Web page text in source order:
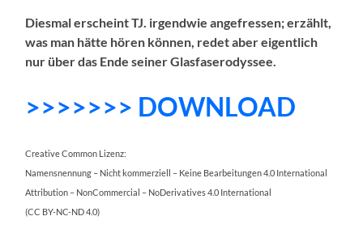
Diesmal erscheint TJ. irgendwie angefressen; erzählt,
was man hätte hören können, redet aber eigentlich
nur über das Ende seiner Glasfaserodyssee.
>>>>>>> DOWNLOAD
Creative Common Lizenz:
Namensnennung – Nicht kommerziell – Keine Bearbeitungen 4.0 International
Attribution – NonCommercial – NoDerivatives 4.0 International
(CC BY-NC-ND 4.0)